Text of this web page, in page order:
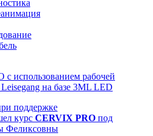
использованием рабочей
на базе 3ML LED
поддержке
курс CERVIX PRO под
Феликсовны